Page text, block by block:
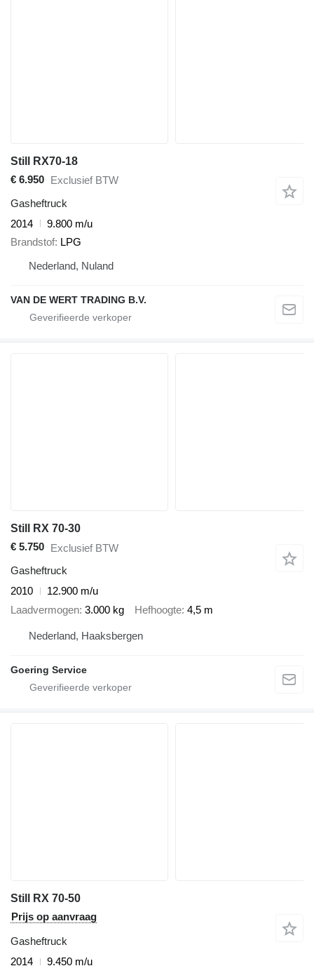
Still RX70-18
€ 6.950 Exclusief BTW
Gasheftruck
2014
9.800 m/u
Brandstof LPG
Nederland, Nuland
VAN DE WERT TRADING B.V.
Still RX 70-30
€ 5.750 Exclusief BTW
Gasheftruck
2010
12.900 m/u
Laadvermogen 3.000 kg Hefhoogte 4,5 m
Nederland, Haaksbergen
Goering Service
Still RX 70-50
Prijs op aanvraag
Gasheftruck
2014
9.450 m/u